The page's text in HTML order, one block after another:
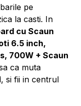
pe
la casti. In
cu Scaun
6.5 inch,
700W + Scaun
ca muta
si fii in centrul